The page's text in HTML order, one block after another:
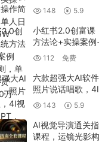
力，单人日入可达
148 5.9
小红书2.0创富课
方法论+实操案例
则，单条笔记带货
20万
112 免费
六款超强大AI软件
照片说话唱歌，
AI-PPT，AI智能体
143 5.9
AI视觉导演通关
课程，运镜光影